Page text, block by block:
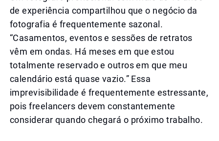
de experiência compartilhou que o negócio da
fotografia é frequentemente sazonal.
“Casamentos, eventos e sessões de retratos
vêm em ondas. Há meses em que estou
totalmente reservado e outros em que meu
calendário está quase vazio.” Essa
imprevisibilidade é frequentemente estressante,
pois freelancers devem constantemente
considerar quando chegará o próximo trabalho.